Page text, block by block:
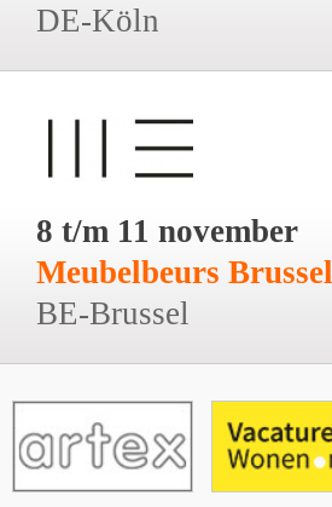
DE-Köln
8 t/m 11 november
Meubelbeurs Brussel
BE-Brussel